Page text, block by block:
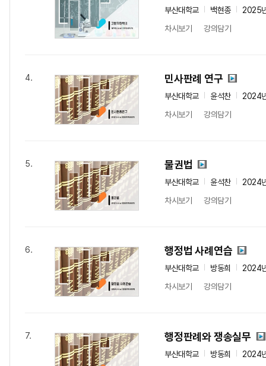
부산대학교 백현종
2025
차시보기
강의담기
4. 민사판례 연구
부산대학교 윤석찬
2024
차시보기
강의담기
5. 물권법
부산대학교 윤석찬
2024
차시보기
강의담기
6. 행정법 사례연습
부산대학교 방동희
2024
차시보기
강의담기
7. 행정판례와 쟁송실무
부산대학교 방동희
2024